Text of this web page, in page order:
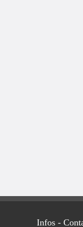
Infos -